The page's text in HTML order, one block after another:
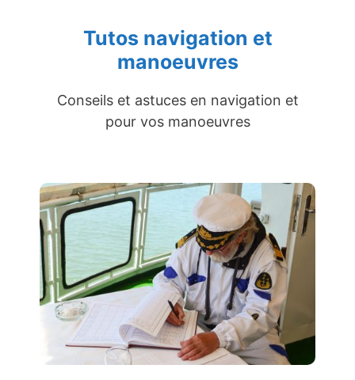
Tutos navigation et
manoeuvres
Conseils et astuces en navigation et
pour vos manoeuvres